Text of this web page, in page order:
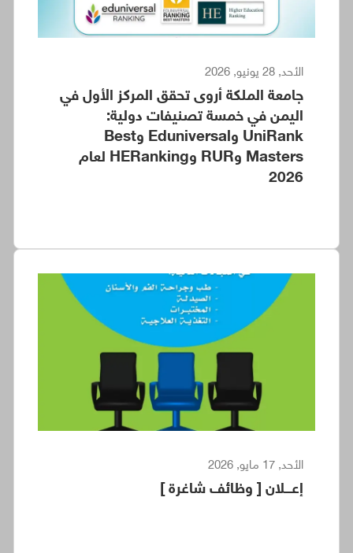
الأحد, 28 يونيو, 2026
جامعة الملكة أروى تحقق المركز الأول في
اليمن في خمسة تصنيفات دولية:
UniRank وEduniversal وBest
Masters وRUR وHERanking لعام
2026
الأحد, 17 مايو, 2026
إعـــلان [ وظائف شاغرة ]